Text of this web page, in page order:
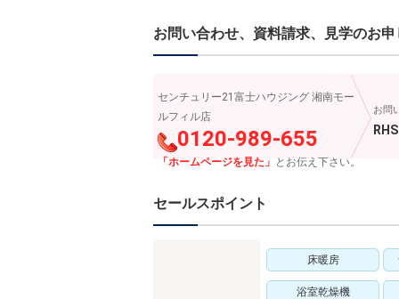
お問い合わせ、資料請求、見学のお
センチュリー21富士ハウジング 湘南モー
ルフィル店
0120-989-655
「ホームページを見た」 とお伝え下さい。
お問
セールスポイント
床暖房
浴室乾燥機